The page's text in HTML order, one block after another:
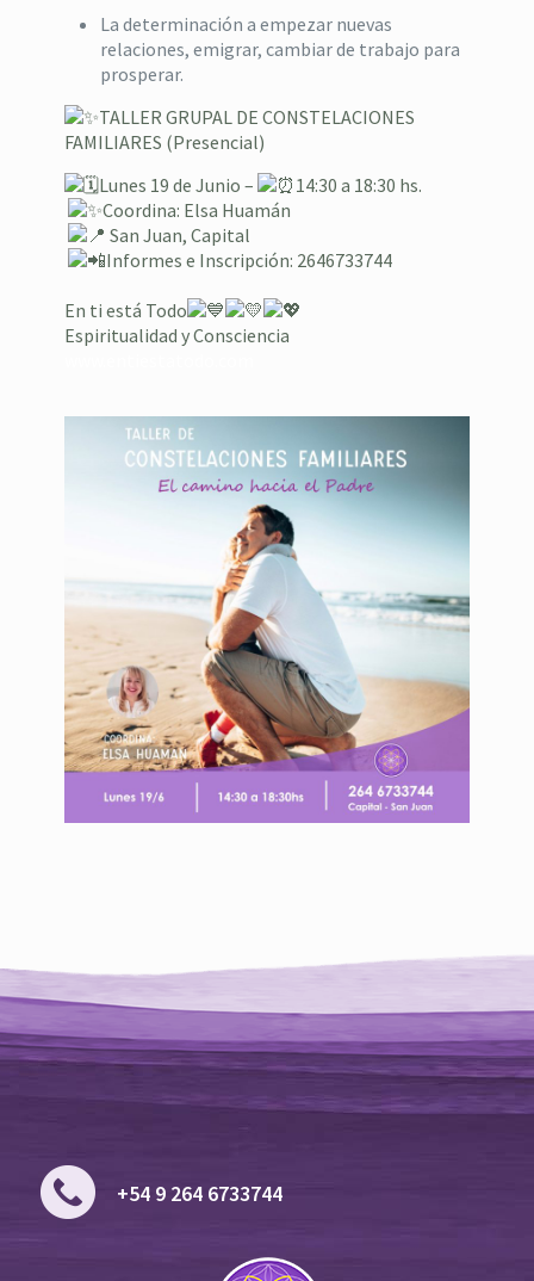
La determinación a empezar nuevas
relaciones, emigrar, cambiar de trabajo para
prosperar.
TALLER GRUPAL DE CONSTELACIONES
FAMILIARES (Presencial)
Lunes 19 de Junio – 14:30 a 18:30 hs.
Coordina: Elsa Huamán
San Juan, Capital
Informes e Inscripción: 2646733744
En ti está Todo
Espiritualidad y Consciencia
+54 9 264 6733744